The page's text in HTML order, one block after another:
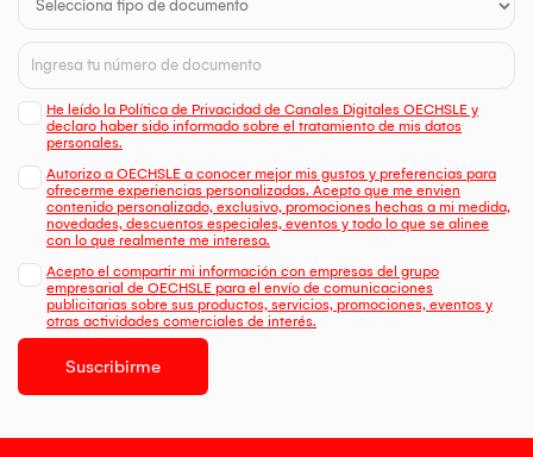
He leído la Política de Privacidad de Canales Digitales OECHSLE y
declaro haber sido informado sobre el tratamiento de mis datos
personales.
Autorizo a OECHSLE a conocer mejor mis gustos y preferencias para
ofrecerme experiencias personalizadas. Acepto que me envien
contenido personalizado, exclusivo, promociones hechas a mi medida,
novedades, descuentos especiales, eventos y todo lo que se alinee
con lo que realmente me interesa.
Acepto el compartir mi información con empresas del grupo
empresarial de OECHSLE para el envío de comunicaciones
publicitarias sobre sus productos, servicios, promociones, eventos y
otras actividades comerciales de interés.
Suscribirme